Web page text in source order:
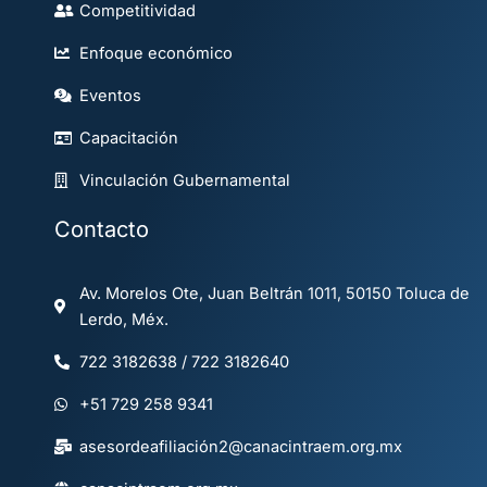
Competitividad
Enfoque económico
Eventos
Capacitación
Vinculación Gubernamental
Contacto
Av. Morelos Ote, Juan Beltrán 1011, 50150 Toluca de
Lerdo, Méx.
722 3182638 / 722 3182640
+51 729 258 9341
asesordeafiliación2@canacintraem.org.mx